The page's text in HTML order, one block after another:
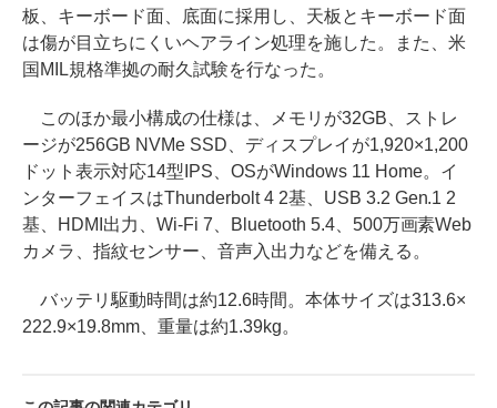
板、キーボード面、底面に採用し、天板とキーボード面
は傷が目立ちにくいヘアライン処理を施した。また、米
国MIL規格準拠の耐久試験を行なった。
このほか最小構成の仕様は、メモリが32GB、ストレ
ージが256GB NVMe SSD、ディスプレイが1,920×1,200
ドット表示対応14型IPS、OSがWindows 11 Home。イ
ンターフェイスはThunderbolt 4 2基、USB 3.2 Gen.1 2
基、HDMI出力、Wi-Fi 7、Bluetooth 5.4、500万画素Web
カメラ、指紋センサー、音声入出力などを備える。
バッテリ駆動時間は約12.6時間。本体サイズは313.6×
222.9×19.8mm、重量は約1.39kg。